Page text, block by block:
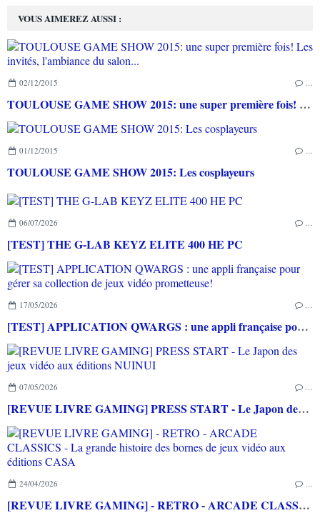
VOUS AIMEREZ AUSSI :
02/12/2015 …
TOULOUSE GAME SHOW 2015: une super première fois! Les invités, l'ambiance du salon...
01/12/2015 …
TOULOUSE GAME SHOW 2015: Les cosplayeurs
06/07/2026 …
[TEST] THE G-LAB KEYZ ELITE 400 HE PC
17/05/2026 …
[TEST] APPLICATION QWARGS : une appli française pour gérer sa collection de jeux vidéo prometteuse!
07/05/2026 …
[REVUE LIVRE GAMING] PRESS START - Le Japon des jeux vidéo aux éditions NUINUI
24/04/2026 …
[REVUE LIVRE GAMING] - RETRO - ARCADE CLASSICS - La grande histoire des bornes de jeux vidéo aux éditions CASA